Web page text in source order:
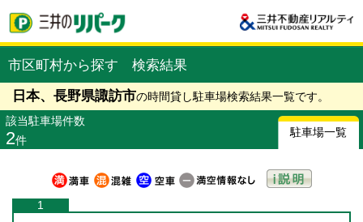
市区町村から探す 検索結果
日本、長野県諏訪市の時間貸し駐車場検索結果一覧です。
該当駐車場件数
2件
駐車場一覧
1